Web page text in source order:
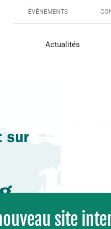
ÉVÉNEMENTS
Actualités
site